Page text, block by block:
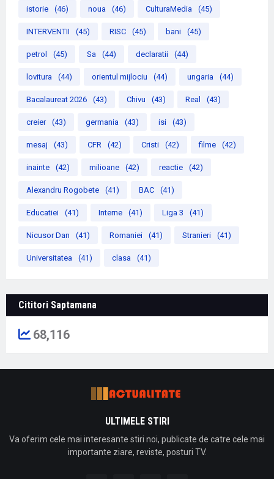
istorie (46) noua (46) CulturaMedia (45)
INTERVENTII (45) RISC (45) bani (45)
petrol (45) Sa (44) declaratii (44)
lovitura (44) orientul mijlociu (44) ungaria (44)
Bacalaureat 2026 (43) Chivu (43) Real (43)
creier (43) germania (43) isi (43)
mesaj (43) CFR (42) Cristi (42) filme (42)
inainte (42) milioane (42) reactie (42)
Alexandru Rogobete (41) BAC (41)
Educatiei (41) Interne (41) Liga 3 (41)
Nicusor Dan (41) Romaniei (41) Stranieri (41)
Universitatea (41) clasa (41)
Cititori Saptamana
68,116
ULTIMELE STIRI
Va oferim cele mai interesante stiri noi, publicate de catre cele mai
importante ziare, reviste, posturi TV.